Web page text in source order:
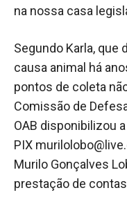
na nossa casa
Segundo Karla, que
causa animal há
pontos de coleta
Comissão de
OAB disponibilizou
PIX
Murilo Gonçalves
prestação de